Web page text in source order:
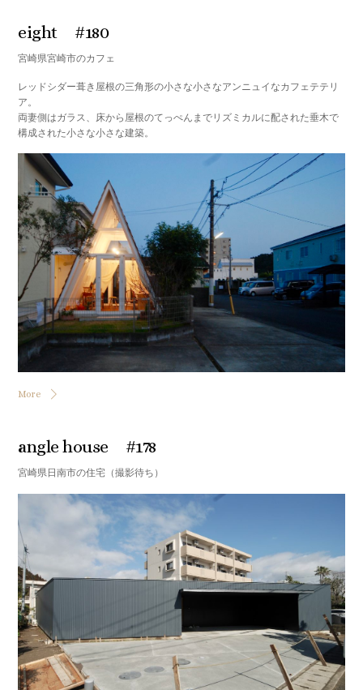
eight #180
宮崎県宮崎市のカフェ
レッドシダー葺き屋根の三角形の小さな小さなアンニュイなカフェテテリ
ア。
両妻側はガラス、床から屋根のてっぺんまでリズミカルに配された垂木で
構成された小さな小さな建築。
More
angle house #178
宮崎県日南市の住宅（撮影待ち）